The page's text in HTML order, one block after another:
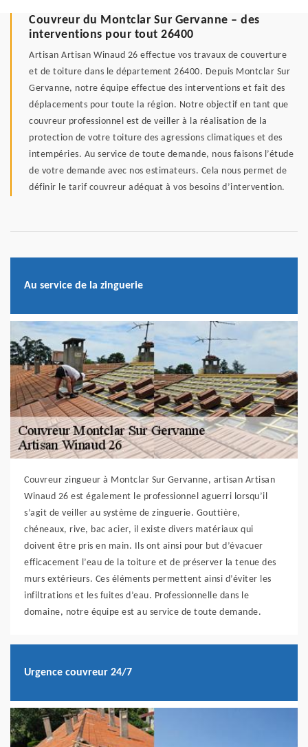
Couvreur du Montclar Sur Gervanne – des
interventions pour tout 26400
Artisan Artisan Winaud 26 effectue vos travaux de couverture
et de toiture dans le département 26400. Depuis Montclar Sur
Gervanne, notre équipe effectue des interventions et fait des
déplacements pour toute la région. Notre objectif en tant que
couvreur professionnel est de veiller à la réalisation de la
protection de votre toiture des agressions climatiques et des
intempéries. Au service de toute demande, nous faisons l’étude
de votre demande avec nos estimateurs. Cela nous permet de
définir le tarif couvreur adéquat à vos besoins d’intervention.
Au service de la zinguerie
Couvreur zingueur à Montclar Sur Gervanne, artisan Artisan
Winaud 26 est également le professionnel aguerri lorsqu’il
s’agit de veiller au système de zinguerie. Gouttière,
chéneaux, rive, bac acier, il existe divers matériaux qui
doivent être pris en main. Ils ont ainsi pour but d’évacuer
efficacement l’eau de la toiture et de préserver la tenue des
murs extérieurs. Ces éléments permettent ainsi d’éviter les
infiltrations et les fuites d’eau. Professionnelle dans le
domaine, notre équipe est au service de toute demande.
Urgence couvreur 24/7